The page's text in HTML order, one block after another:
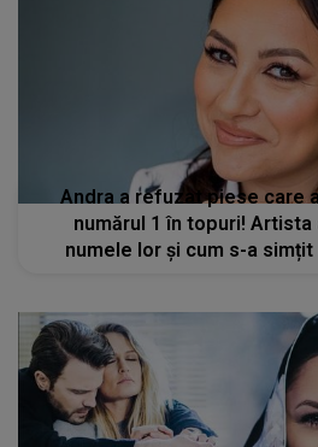
Andra a refuzat piese care
numărul 1 în topuri!
numele lor și cum s-a